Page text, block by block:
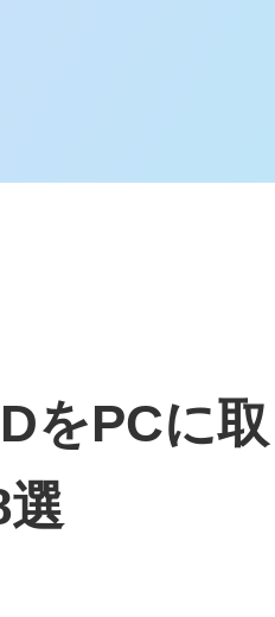
をPCに